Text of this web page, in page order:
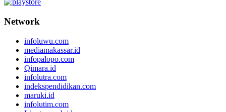
Network
infoluwu.com
mediamakassar.id
infopalopo.com
Qimara.id
infolutra.com
indekspendidikan.com
maruki.id
infolutim.com